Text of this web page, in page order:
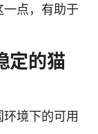
点，有助于
定的猫
境下的可用